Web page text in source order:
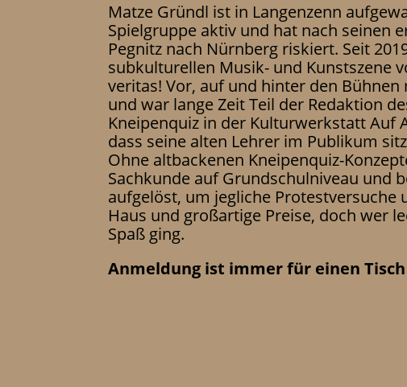
Matze Gründl ist in Langenzenn
Spielgruppe aktiv und hat nach seinen
Pegnitz nach Nürnberg riskiert. Seit
subkulturellen Musik- und Kunstszene
veritas! Vor, auf und hinter den
und war lange Zeit Teil der Redaktion
Kneipenquiz in der Kulturwerkstatt Auf
dass seine alten Lehrer im Publikum
Ohne altbackenen Kneipenquiz-
Sachkunde auf Grundschulniveau und
aufgelöst, um jegliche Protestversuche
Haus und großartige Preise, doch wer
Spaß ging.
Anmeldung ist immer für einen